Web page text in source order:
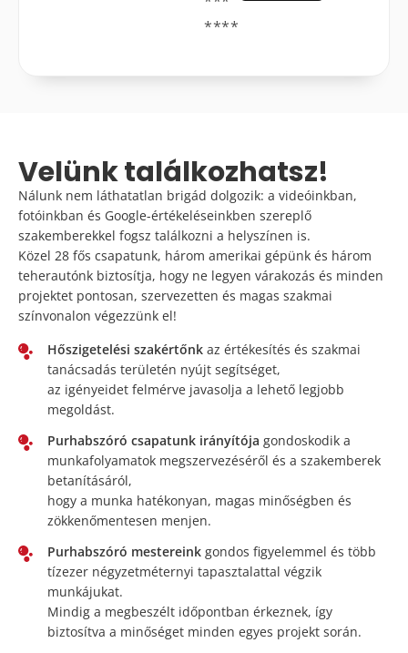
****
Velünk találkozhatsz!
Nálunk nem láthatatlan brigád dolgozik: a videóinkban,
fotóinkban és Google-értékeléseinkben szereplő
szakemberekkel fogsz találkozni a helyszínen is.
Közel 28 fős csapatunk, három amerikai gépünk és három
teherautónk biztosítja, hogy ne legyen várakozás és minden
projektet pontosan, szervezetten és magas szakmai
színvonalon végezzünk el!
Hőszigetelési szakértőnk az értékesítés és szakmai
tanácsadás területén nyújt segítséget,
az igényeidet felmérve javasolja a lehető legjobb
megoldást.
Purhabszóró csapatunk irányítója gondoskodik a
munkafolyamatok megszervezéséről és a szakemberek
betanításáról,
hogy a munka hatékonyan, magas minőségben és
zökkenőmentesen menjen.
Purhabszóró mestereink gondos figyelemmel és több
tízezer négyzetméternyi tapasztalattal végzik
munkájukat.
Mindig a megbeszélt időpontban érkeznek, így
biztosítva a minőséget minden egyes projekt során.